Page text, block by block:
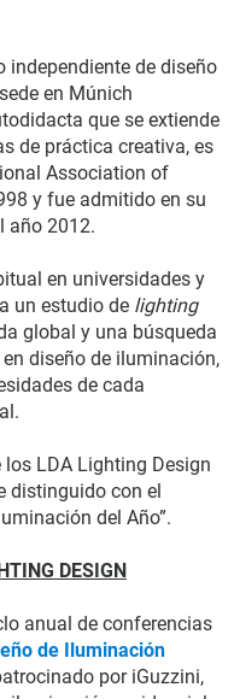
independiente de diseño
en Múnich
que se extiende
de práctica creativa, es
Association of
y fue admitido en su
año 2012.
en universidades y
un estudio de lighting
global y una búsqueda
diseño de iluminación,
de cada
los LDA Lighting Design
distinguido con el
del Año”.
DESIGN
anual de conferencias
de Iluminación
por iGuzzini,